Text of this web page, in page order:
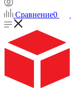
Сравнение0